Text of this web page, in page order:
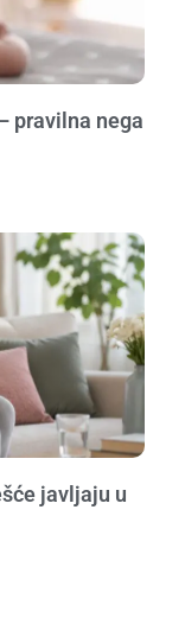
pravilna nega
javljaju u